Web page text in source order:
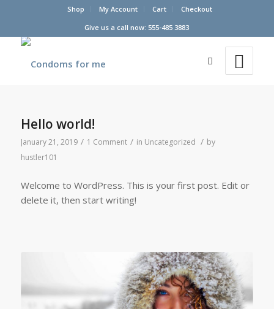
Shop My Account Cart
Checkout
Give us a call now: 555-485 3883
Hello world!
January 21, 2019 / 1 Comment / in Uncategorized / by
hustler101
Welcome to WordPress. This is your first post. Edit or
delete it, then start writing!